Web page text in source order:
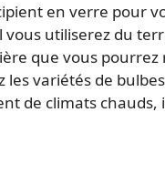
en verre pour
utiliserez du
que vous
variétés de
de climats chauds,